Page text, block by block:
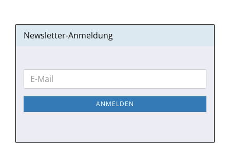
Newsletter-Anmeldung
WEITER
ZUR
NEWSLETTER-
E-
Mail
ANMELDEN